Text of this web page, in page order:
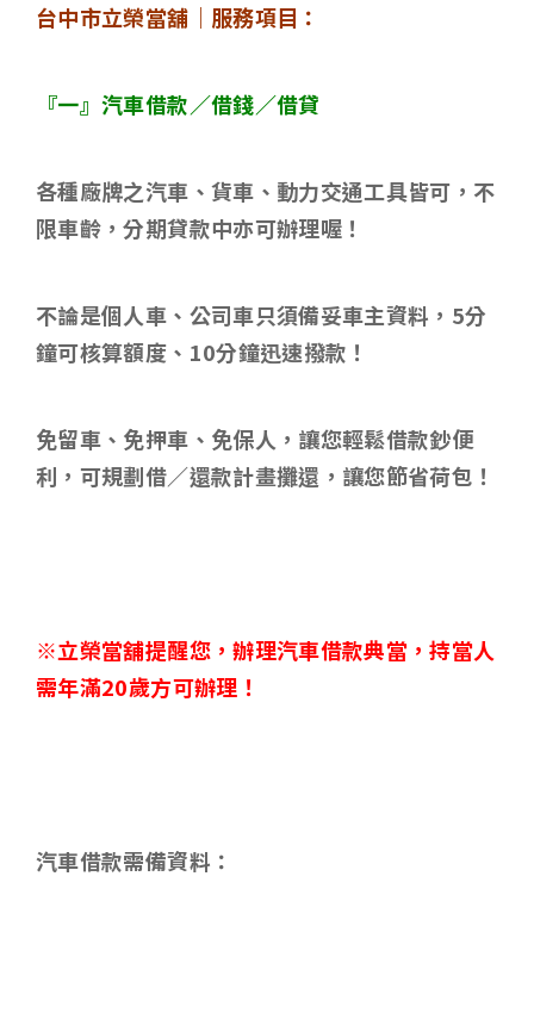
台中市立榮當舖｜服務項目：
『一』汽車借款／借錢／借貸
各種廠牌之汽車、貨車、動力交通工具皆可，不
限車齡，分期貸款中亦可辦理喔！
不論是個人車、公司車只須備妥車主資料， 5分
鐘可核算額度、 10分鐘迅速撥款！
免留車、免押車、免保人，讓您輕鬆借款鈔便
利，可規劃借／還款計畫攤還，讓您節省荷包！
※立榮當舖提醒您，辦理汽車借款典當，持當人
需年滿20歲方可辦理！
汽車借款需備資料：